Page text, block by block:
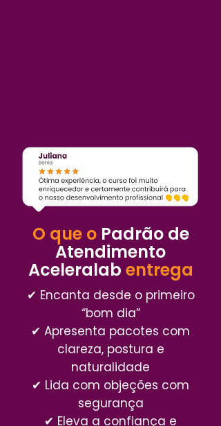
O que o Padrão de
Atendimento
Aceleralab entrega
✔ Encanta desde o primeiro
“bom dia”
✔ Apresenta pacotes com
clareza, postura e
naturalidade
✔ Lida com objeções com
segurança
✔ Eleva a confiança e